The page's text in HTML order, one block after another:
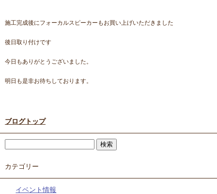
施工完成後にフォーカルスピーカーもお買い上げいただきました
後日取り付けです
今日もありがとうございました。
明日も是非お待ちしております。
ブログトップ
カテゴリー
イベント情報